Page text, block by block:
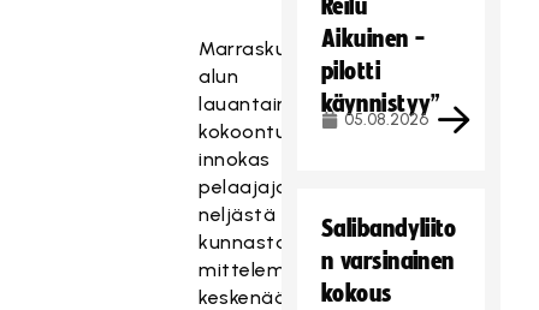
Marraskuun
alun
lauantaina
kokoontui
innokas
pelaajajoukko
neljästä
kunnasta
mittelemään
keskenään.
Reilu
Aikuinen -
pilotti
käynnistyy”
05.08.2026
Salibandyliito
n varsinainen
kokous